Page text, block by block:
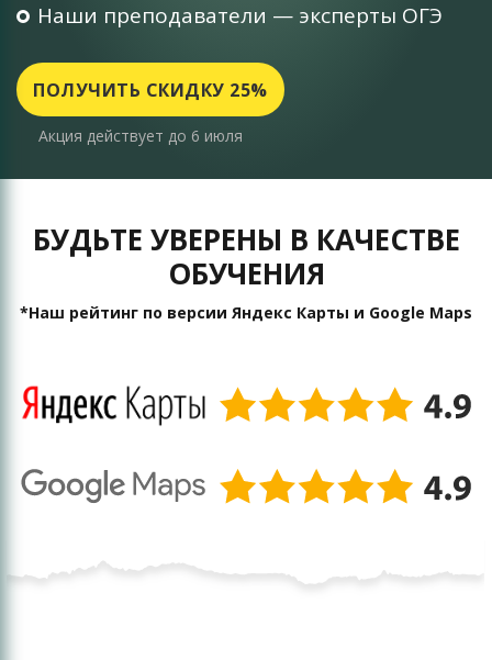
Наши преподаватели — эксперты ОГЭ
ПОЛУЧИТЬ СКИДКУ 25%
Акция действует до 6 июля
БУДЬТЕ УВЕРЕНЫ В КАЧЕСТВЕ
ОБУЧЕНИЯ
*Наш рейтинг по версии Яндекс Карты и Google Maps